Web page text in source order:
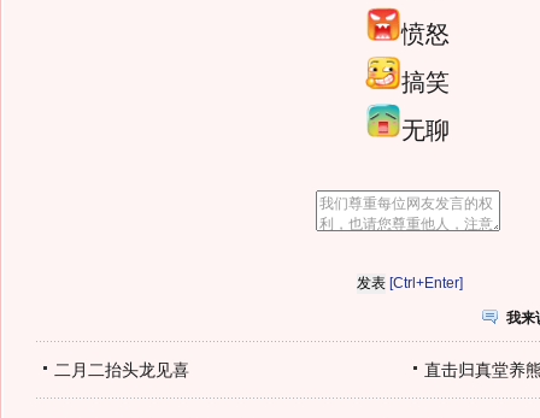
愤怒
搞笑
无聊
[Ctrl+Enter]
我来
二月二抬头龙见喜 直击归真堂养